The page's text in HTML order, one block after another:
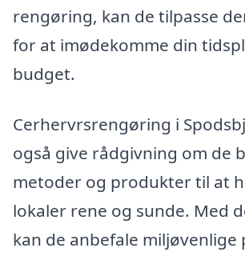
rengøring, kan de tilpasse
for at imødekomme din
budget.
Cerhervrsrengøring i
også give rådgivning om de
metoder og produkter til at
lokaler rene og sunde. Med
kan de anbefale